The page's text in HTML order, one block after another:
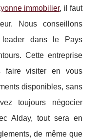
immobilier, il faut
Nous conseillons
leader dans le Pays
Cette entreprise
faire visiter en vous
disponibles, sans
toujours négocier
Alday, tout sera en
de même que